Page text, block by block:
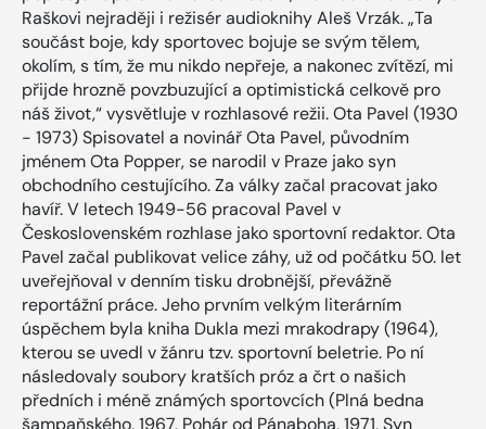
Raškovi nejraději i režisér audioknihy Aleš Vrzák. „Ta
součást boje, kdy sportovec bojuje se svým tělem,
okolím, s tím, že mu nikdo nepřeje, a nakonec zvítězí, mi
přijde hrozně povzbuzující a optimistická celkově pro
náš život,“ vysvětluje v rozhlasové režii. Ota Pavel (1930
- 1973) Spisovatel a novinář Ota Pavel, původním
jménem Ota Popper, se narodil v Praze jako syn
obchodního cestujícího. Za války začal pracovat jako
havíř. V letech 1949-56 pracoval Pavel v
Československém rozhlase jako sportovní redaktor. Ota
Pavel začal publikovat velice záhy, už od počátku 50. let
uveřejňoval v denním tisku drobnější, převážně
reportážní práce. Jeho prvním velkým literárním
úspěchem byla kniha Dukla mezi mrakodrapy (1964),
kterou se uvedl v žánru tzv. sportovní beletrie. Po ní
následovaly soubory kratších próz a črt o našich
předních i méně známých sportovcích (Plná bedna
šampaňského, 1967, Pohár od Pánaboha, 1971, Syn